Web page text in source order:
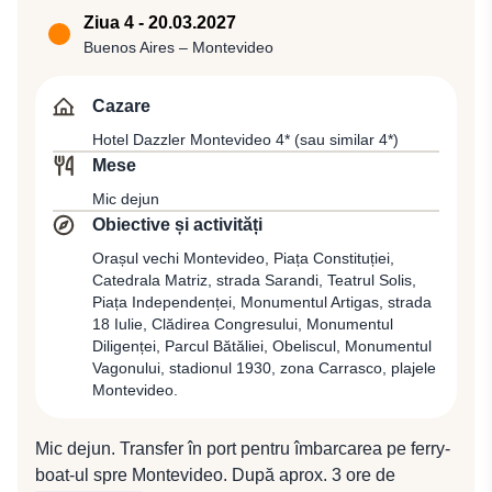
„Casa Rosada”, Sediul Congresului Naţional, o
clădire spectaculoasă cu o suprafaţă de 9.000 m2,
Montserrat, San Nicolas, San Telmo, cu clădiri albe cu
balcoane din fier forjat şi La Boca, cartier italian cu
faimoasa stradă care a dat numele celebrului tango
Caminito, inspirat din viaţa cartierului. Transfer pentru
cazare la Hotel Broadway Suites 4* (sau similar 4*).
Seara, opţional, cină cu spectacol de tango
argentinian la un restaurant local.
adevărat festival Gaucho. La petrecerea de bun venit
veți fi serviţi cu „empanadas” şi vin argentinian, iar mai
argentinian. Veți fi martorii unui spectacol folcloric cu
admira aptitudinile de călăreţi ale „gauchos”.
Întoarcere în Buenos Aires pentru cazare la Hotel
Broadway Suites 4* (sau similar 4*).
Ziua 4 - 20.03.2027
Buenos Aires – Montevideo
Cazare
Hotel Dazzler Montevideo 4* (sau similar 4*)
Mese
Mic dejun
Obiective și activități
Orașul vechi Montevideo, Piața Constituției,
Catedrala Matriz, strada Sarandi, Teatrul Solis,
Piața Independenței, Monumentul Artigas, strada
18 Iulie, Clădirea Congresului, Monumentul
Diligenței, Parcul Bătăliei, Obeliscul, Monumentul
Vagonului, stadionul 1930, zona Carrasco, plajele
Montevideo.
Mic dejun. Transfer în port pentru îmbarcarea pe ferry-
boat-ul spre Montevideo. După aprox. 3 ore de